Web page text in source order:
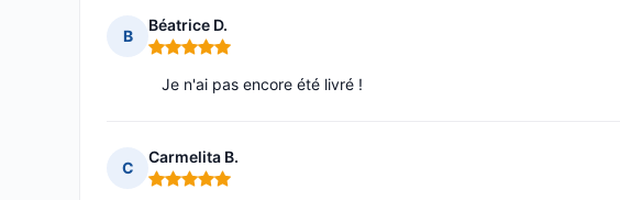
B
Béatrice D.
Note : 5 sur 5
Je n'ai pas encore été livré !
C
Carmelita B.
Note : 5 sur 5